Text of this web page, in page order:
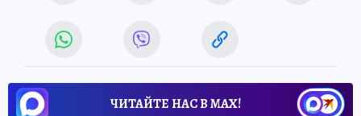
ЧИТАЙТЕ НАС В МАХ!